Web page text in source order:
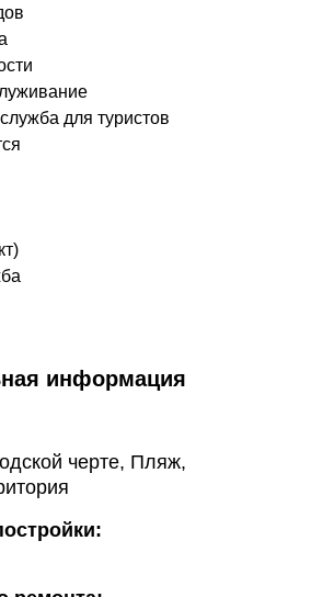
для туристов
информация
черте, Пляж,